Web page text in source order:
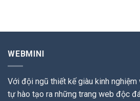
WEBMINI
Với đội ngũ thiết kế giàu kinh nghiệm
tự hào tạo ra những trang web độc